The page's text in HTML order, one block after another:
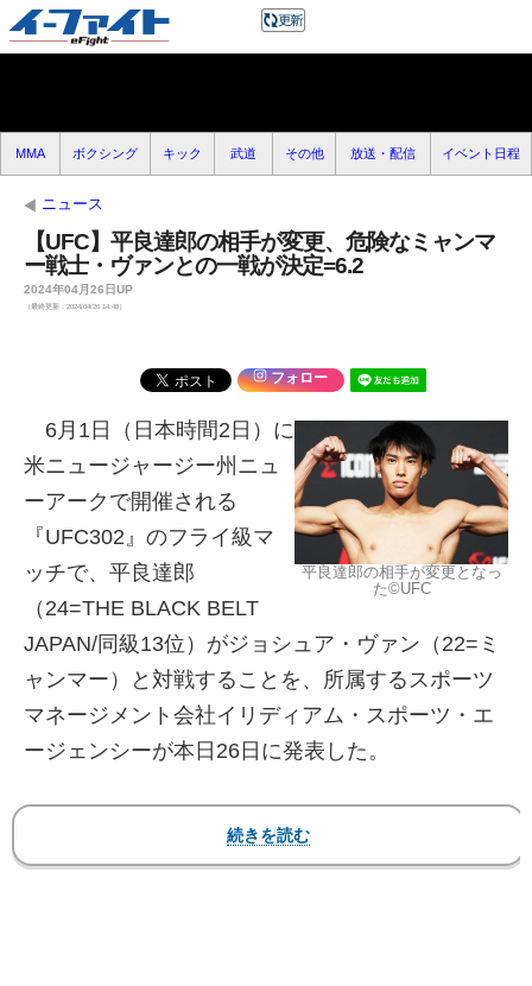
MMA ボクシング キック 武道 その他 放送・配信 イベント日程
ニュース
【UFC】平良達郎の相手が変更、危険なミャンマ
ー戦士・ヴァンとの一戦が決定=6.2
2024年04月26日UP
（最終更新：2024/04/26 14:48）
フォロー
平良達郎の相手が変更となっ
た©️UFC
6月1日（日本時間2日）に
米ニュージャージー州ニュ
ーアークで開催される
『UFC302』のフライ級マ
ッチで、平良達郎
（24=THE BLACK BELT
JAPAN/同級13位）がジョシュア・ヴァン（22=ミ
ャンマー）と対戦することを、所属するスポーツ
マネージメント会社イリディアム・スポーツ・エ
ージェンシーが本日26日に発表した。
【動画】これが平良の相手ヴァン、怒涛の連打で